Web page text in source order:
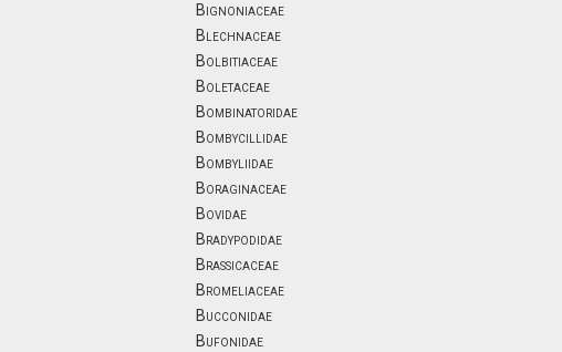
Bignoniaceae
Blechnaceae
Bolbitiaceae
Boletaceae
Bombinatoridae
Bombycillidae
Bombyliidae
Boraginaceae
Bovidae
Bradypodidae
Brassicaceae
Bromeliaceae
Bucconidae
Bufonidae